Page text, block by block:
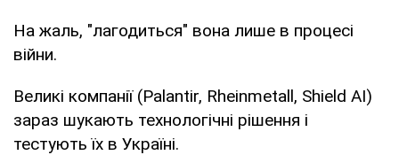
На жаль, "лагодиться" вона лише в процесі
війни.
Великі компанії (Palantir, Rheinmetall, Shield AI)
зараз шукають технологічні рішення і
тестують їх в Україні.